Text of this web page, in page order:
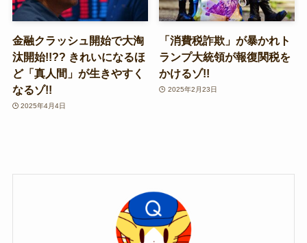
金融クラッシュ開始で大淘
汰開始!!?? きれいになるほ
ど「真人間」が生きやすく
なるゾ!!
2025年4月4日
「消費税詐欺」が暴かれト
ランプ大統領が報復関税を
かけるゾ!!
2025年2月23日